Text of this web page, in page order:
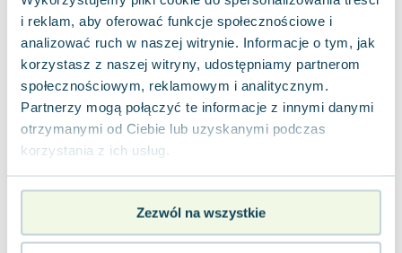
i reklam, aby oferować funkcje społecznościowe i
analizować ruch w naszej witrynie. Informacje o tym, jak
korzystasz z naszej witryny, udostępniamy partnerom
społecznościowym, reklamowym i analitycznym.
Partnerzy mogą połączyć te informacje z innymi danymi
otrzymanymi od Ciebie lub uzyskanymi podczas
korzystania z ich usług.
Zezwól na wszystkie
Albatros ,2026|
Soraya Lane
Dramatyczne losy i skomplikowane relacje
międzyludzkie są głównym tematem tej pełnej
emocji sagi rodzinnej. Historia ta, poruszają...
0.0
Miękka
Pakujemy jutro
Nowa
46.14zł nowa
49.90złtaniej o3.76zł
One Last Stop